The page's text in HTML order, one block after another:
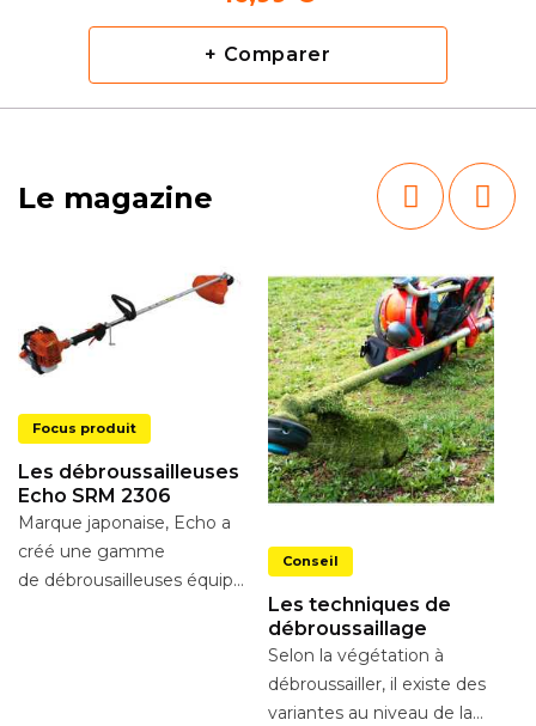
+ Comparer
Le magazine
Focus produit
Les débroussailleuses
Echo SRM 2306
Marque japonaise, Echo a
créé une gamme
de débrousailleuses équipées d’un
Conseil
Les techniques de
débroussaillage
Selon la végétation à
débroussailler, il existe des
variantes au niveau de la